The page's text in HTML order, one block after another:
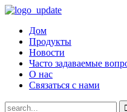
Дом
Продукты
Новости
Часто задаваемые
О нас
Связаться с нами